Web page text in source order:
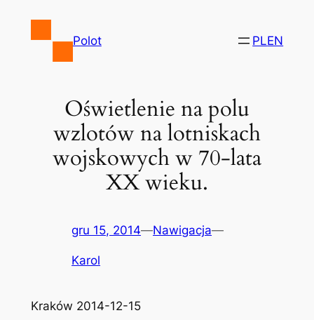
Polot PLEN
Oświetlenie na polu
wzlotów na lotniskach
wojskowych w 70-lata
XX wieku.
gru 15, 2014—Nawigacja—
Karol
Kraków 2014-12-15